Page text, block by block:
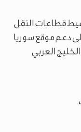
قطاعات النقل
دعم موقع سوريا
العربي